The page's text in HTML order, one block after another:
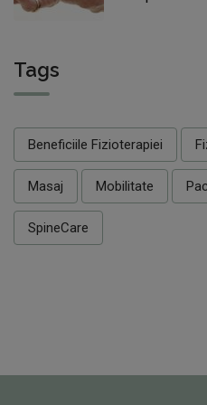
Tags
Beneficiile Fizioterapiei
Masaj Mobilitate
SpineCare